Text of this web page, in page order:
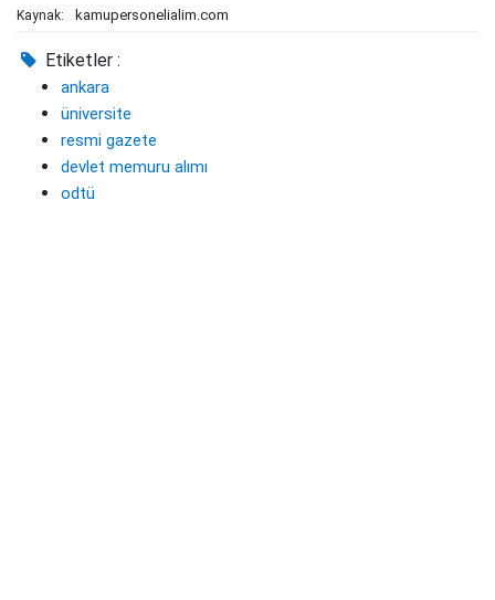
Kaynak: kamupersonelialim.com
Etiketler :
ankara
üniversite
resmi gazete
devlet memuru alımı
odtü